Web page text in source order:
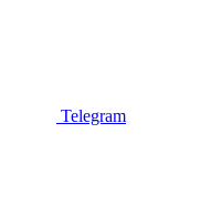
Telegram